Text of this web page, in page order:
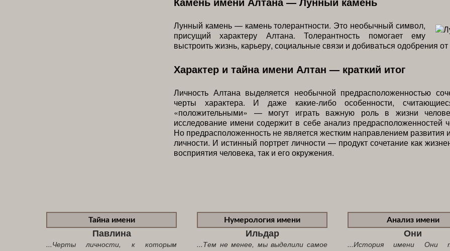
Лунный камень — камень толерантности. Это необычный символ,
присущий характеру Алтана. Толерантность помогает ему
выстроить жизнь, карьеру, социальные связи и добиваться одобрения
Характер и тайна имени Алтан — краткий итог
Личность Алтана выделяется необычной предрасположенностью
черты характера. И даже какие-либо особенности,
«положительными» — могут играть важную роль в жизни
исследование имени содержит в себе анализ предрасположенностей
Но предрасположенность не является жестким направлением развития
личности. И истинный портрет личности — продукт сочетание как
восприятия человека, так и его окружения.
Тайна имени
Павлина
...Черты личности, к которым
Нумерология имени
Ильдар
...Тем не менее, мы выделили самое
Анализ имени
Они
...История имени Они